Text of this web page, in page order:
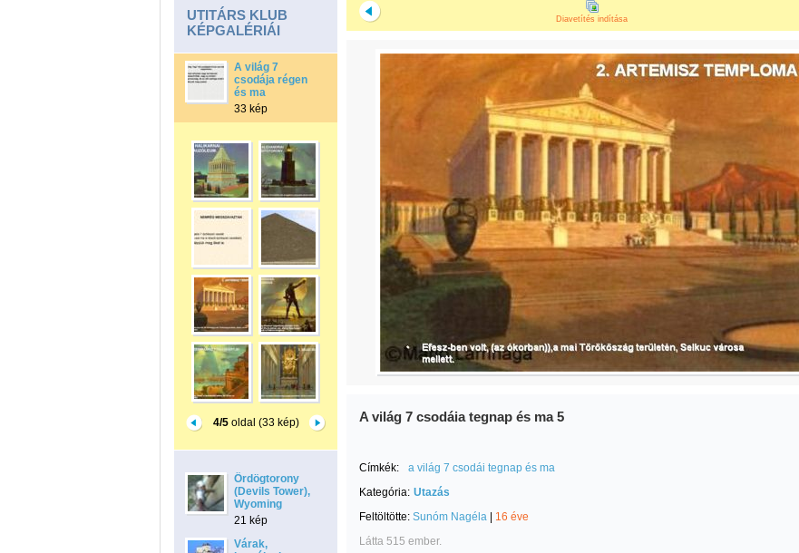
UTITÁRS KLUB
KÉPGALÉRIÁI
A világ 7
csodája régen
és ma
33 kép
4/5oldal (33 kép)
Ördögtorony
(Devils Tower),
Wyoming
21 kép
Várak,
Diavetítés indítása
A világ 7 csodáia tegnap és ma 5
Címkék:
a világ 7 csodái tegnap és ma
Kategória: Utazás
Feltöltötte: Sunóm Nagéla
16 éve
Látta 515 ember.